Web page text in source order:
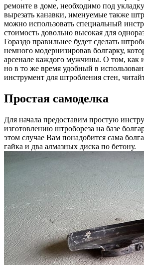
ремонте в доме, необходимо под
вырезать канавки, именуемые также
можно использовать специальный
стоимость довольно высокая для
Гораздо правильнее будет сделать
немного модернизировав болгарку,
арсенале каждого мужчины. О том, как
но в то же время удобный в
инструмент для штробления стен,
Простая самоделка
Для начала предоставим простую
изготовлению штробореза на базе
этом случае Вам понадобится сама
гайка и два алмазных диска по бетону.